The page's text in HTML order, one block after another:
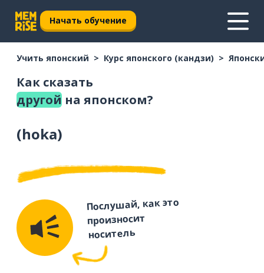
Начать обучение
Учить японский Курс японского (кандзи)
Как сказать
другой на японском?
(hoka)
Послушай, как это
произносит
носитель